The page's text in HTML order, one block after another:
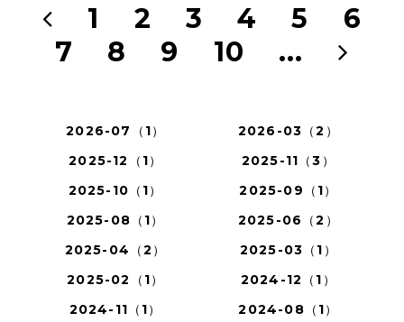
1 2 3 4 5
6
7
8 9 10 ...
2026-07（1）
2026-03（2）
2025-12（1）
2025-11（3）
2025-10（1）
2025-09（1）
2025-08（1）
2025-06（2）
2025-04（2）
2025-03（1）
2025-02（1）
2024-12（1）
2024-11（1）
2024-08（1）